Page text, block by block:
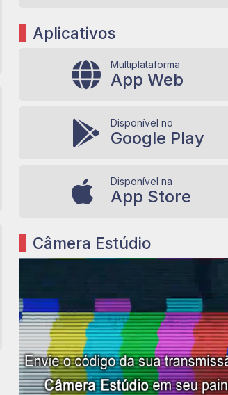
Aplicativos
Multiplataforma
App Web
Disponível no
Google Play
Disponível na
App Store
Câmera Estúdio